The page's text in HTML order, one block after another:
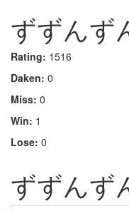
ずずんず
Rating: 1516
Daken: 0
Miss: 0
Win: 1
Lose: 0
ずずんず